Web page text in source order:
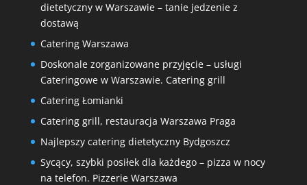
dietetyczny w Warszawie – tanie jedzenie z
dostawą
Catering Warszawa
Doskonale zorganizowane przyjęcie – usługi
Cateringowe w Warszawie. Catering grill
Catering Łomianki
Catering grill, restauracja Warszawa Praga
Najlepszy catering dietetyczny Bydgoszcz
Sycący, szybki posiłek dla każdego – pizza w nocy
na telefon. Pizzerie Warszawa